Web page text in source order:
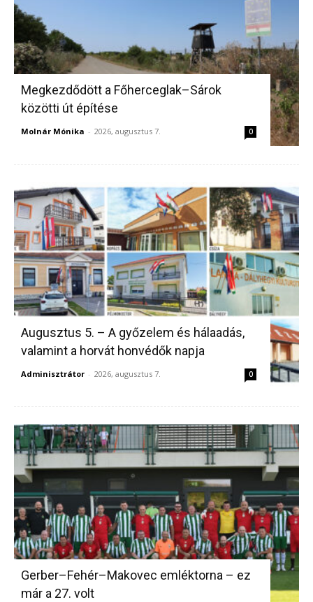
Megkezdődött a Főherceglak–Sárok
közötti út építése
Molnár Mónika - 2026, augusztus 7. 0
Augusztus 5. – A győzelem és hálaadás,
valamint a horvát honvédők napja
Adminisztrátor - 2026, augusztus 7. 0
Gerber–Fehér–Makovec emléktorna – ez
már a 27. volt